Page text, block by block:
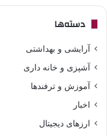
دسته‌ها
آرایشی و بهداشتی
آشپزی و خانه داری
آموزش و ترفندها
اخبار
ارزهای دیجیتال